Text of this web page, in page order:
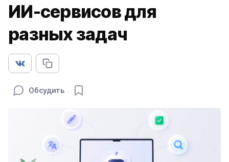
ИИ-сервисов для
разных задач
Обсудить